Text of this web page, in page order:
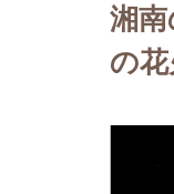
湘
の